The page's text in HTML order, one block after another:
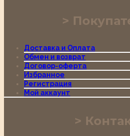
Доставка и Оплата
Обмен и возврат
Договор-оферта
Избранное
Регистрация
Мой аккаунт